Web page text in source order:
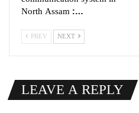
North Assam :…
PREV NEXT
LEAVE A REPLY